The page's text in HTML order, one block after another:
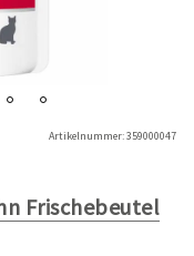
Artikelnummer:359000047
Frischebeutel